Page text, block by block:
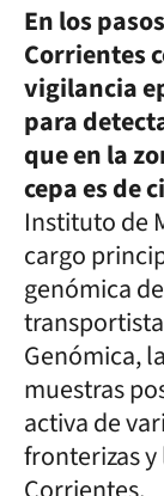
En los
Corrientes
vigilancia
para
que en la
cepa es de
Instituto de
cargo
genómica
Genómica,
muestras
activa de
fronterizas